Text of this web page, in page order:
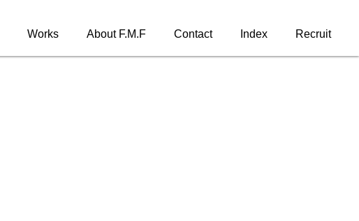
Works About F.M.F Contact Index Recruit